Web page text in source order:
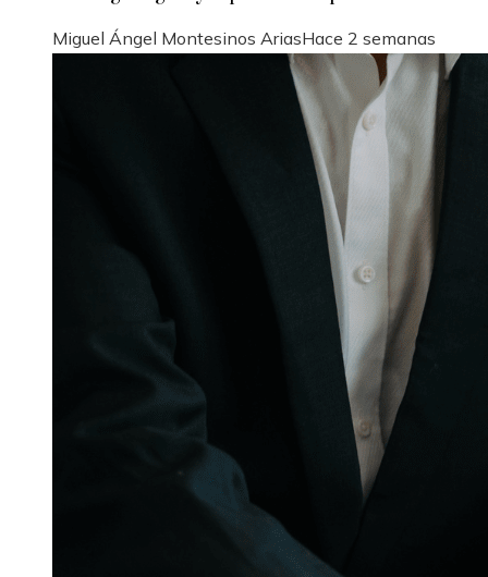
Miguel Ángel Montesinos AriasHace 2 semanas